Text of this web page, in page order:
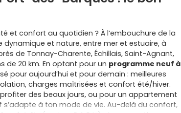
et confort au quotidien ? À l’embouchure de la
et nature, entre mer et estuaire, à
de Tonnay-Charente, Échillais, Saint-Agnant,
de 20 km. En optant pour un programme neuf à
pour aujourd’hui et pour demain : meilleures
charges maîtrisées et confort été/hiver.
des beaux jours, ou pour un appartement
à ton mode de vie. Au-delà du confort,